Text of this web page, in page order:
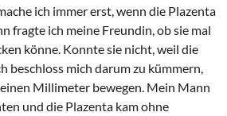
ich immer erst, wenn die Plazenta
fragte ich meine Freundin, ob sie mal
könne. Konnte sie nicht, weil die
beschloss mich darum zu kümmern,
Millimeter bewegen. Mein Mann
und die Plazenta kam ohne